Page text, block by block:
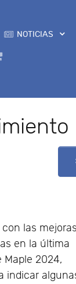
NOTICIAS
las mejoras
en la última
Maple 2024,
indicar